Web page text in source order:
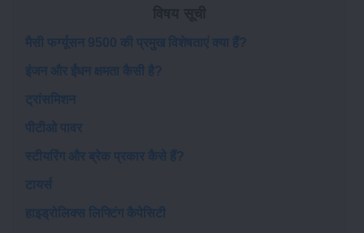
मैसी फर्ग्यूसन 9500 की प्रमुख विशेषताएं क्या हैं?
इंजन और ईंधन क्षमता कैसी है?
ट्रांसमिशन
पीटीओ पावर
स्टीयरिंग और ब्रेक प्रकार कैसे हैं?
टायर्स
हाइड्रोलिक्स लिफ्टिंग कैपेसिटी